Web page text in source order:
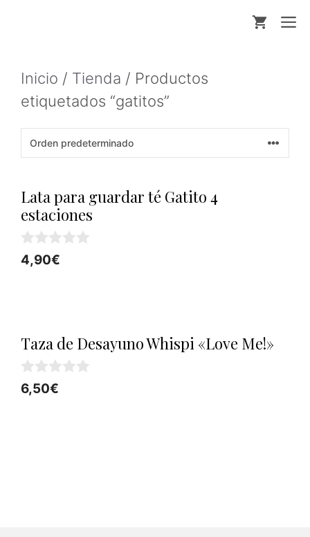
Inicio / Tienda / Productos
etiquetados “gatitos”
Lata para guardar té Gatito 4
estaciones
0
d
4,90€
Taza de Desayuno Whispi «Love Me!»
0
d
6,50€